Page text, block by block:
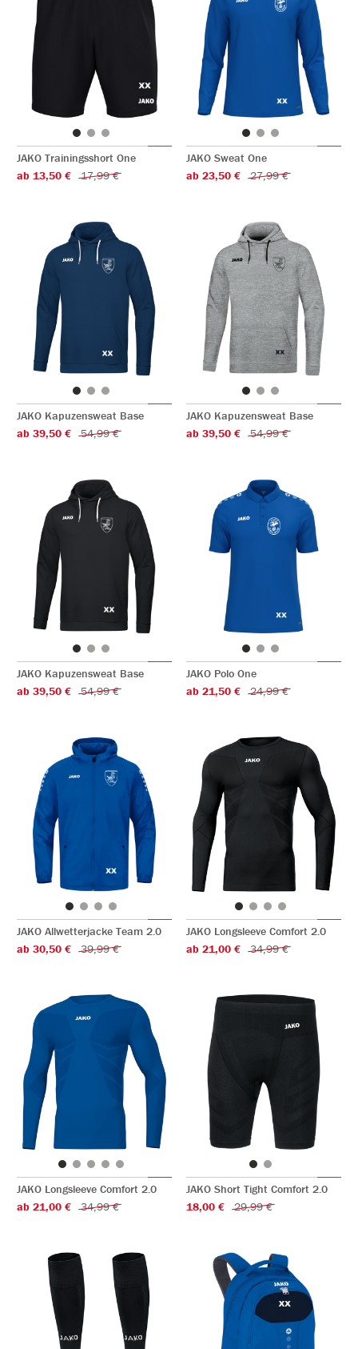
JAKO Trainingsshort One
ab 13,50 €
17,99 €
JAKO Sweat One
ab 23,50 €
27,99 €
JAKO Kapuzensweat Base
ab 39,50 €
54,99 €
JAKO Kapuzensweat Base
ab 39,50 €
54,99 €
JAKO Kapuzensweat Base
ab 39,50 €
54,99 €
JAKO Polo One
ab 21,50 €
24,99 €
JAKO Allwetterjacke Team 2.0
ab 30,50 €
39,99 €
JAKO Longsleeve Comfort 2.0
ab 21,00 €
34,99 €
JAKO Longsleeve Comfort 2.0
ab 21,00 €
34,99 €
JAKO Short Tight Comfort 2.0
18,00 €
29,99 €